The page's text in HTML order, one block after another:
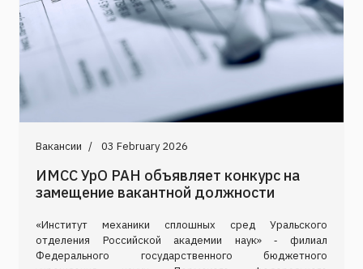
Вакансии 03 February 2026
ИМСС УрО РАН объявляет конкурс на
замещение вакантной должности
«Институт механики сплошных сред Уральского
отделения Российской академии наук» ‑ филиал
Федерального государственного бюджетного